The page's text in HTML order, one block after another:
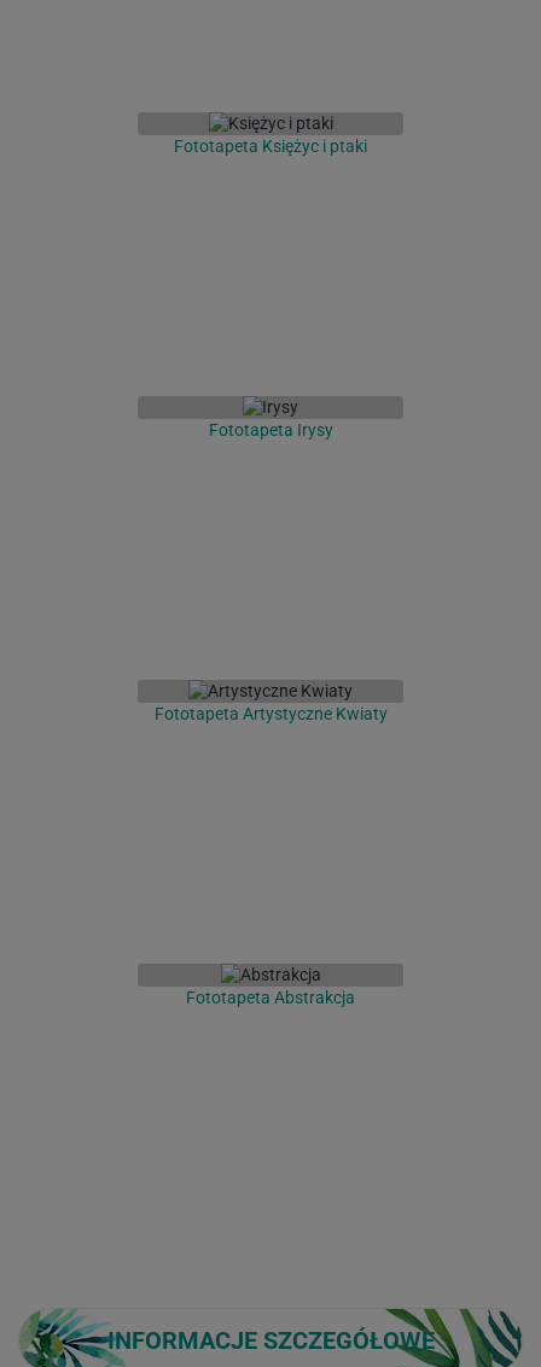
Fototapeta Księżyc i ptaki
Fototapeta Irysy
Fototapeta Artystyczne Kwiaty
Fototapeta Abstrakcja
INFORMACJE SZCZEGÓŁOWE